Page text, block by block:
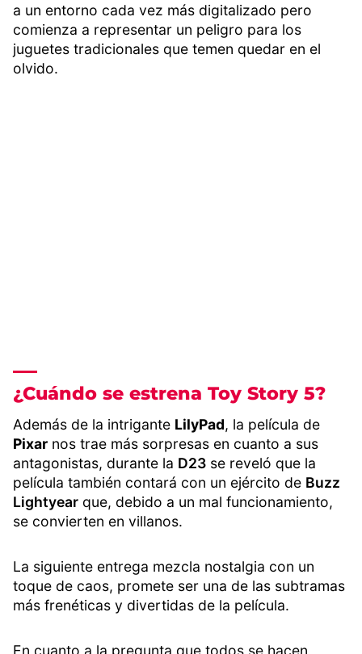
a un entorno cada vez más digitalizado pero
comienza a representar un peligro para los
juguetes tradicionales que temen quedar en el
olvido.
¿Cuándo se estrena Toy Story 5?
Además de la intrigante LilyPad, la película de
Pixar nos trae más sorpresas en cuanto a sus
antagonistas, durante la D23 se reveló que la
película también contará con un ejército de Buzz
Lightyear que, debido a un mal funcionamiento,
se convierten en villanos.
La siguiente entrega mezcla nostalgia con un
toque de caos, promete ser una de las subtramas
más frenéticas y divertidas de la película.
En cuanto a la pregunta que todos se hacen,